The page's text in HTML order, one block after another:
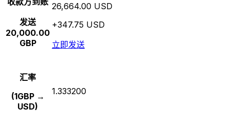
发送
20,000.00
GBP
26,664.00 USD
+347.75 USD
立即发送
汇率
(1GBP →
USD)
1.333200